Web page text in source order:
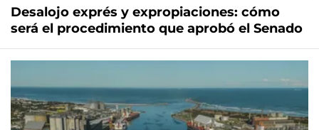
Desalojo exprés y expropiaciones: cómo
será el procedimiento que aprobó el Senado